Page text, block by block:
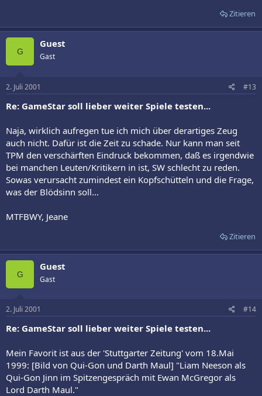
Zitieren
G
Guest
Gast
2. Juli 2001 #13
Re: GameStar soll lieber weiter Spiele testen...
Naja, wirklich aufregen tue ich mich über derartiges Zeug
auch nicht. Dafür ist die Zeit zu schade. Nur kann man seit
TPM den verschärften Eindruck bekommen, daß es irgendwie
bei manchen Leuten/Kritikern in ist, SW schlecht zu reden.
Sowas verursacht zumindest ein Kopfschütteln und die Frage,
was der Blödsinn soll...
MTFBWY, Jeane
Zitieren
G
Guest
Gast
2. Juli 2001 #14
Re: GameStar soll lieber weiter Spiele testen...
Mein Favorit ist aus der 'Stuttgarter Zeitung' vom 18.Mai
1999: [Bild von Qui-Gon und Darth Maul] "Liam Neeson als
Qui-Gon Jinn im Spitzengespräch mit Ewan McGregor als
Lord Darth Maul."